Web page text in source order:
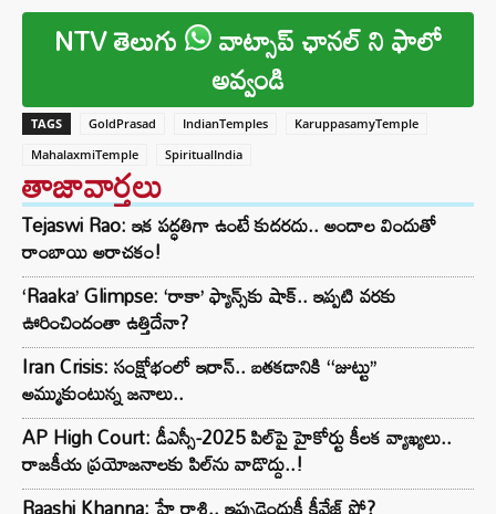
NTV తెలుగు వాట్సాప్ ఛానల్ ని ఫాలో
అవ్వండి
TAGS GoldPrasad IndianTemples
KaruppasamyTemple
MahalaxmiTemple
SpiritualIndia
తాజావార్తలు
Tejaswi Rao: ఇక పద్ధతిగా ఉంటే కుదరదు.. అందాల విందుతో
రాంబాయి అరాచకం!
‘Raaka’ Glimpse: ‘రాకా’ ఫ్యాన్స్‌కు షాక్.. ఇప్పటి వరకు
ఊరించిందంతా ఉత్తిదేనా?
Iran Crisis: సంక్షోభంలో ఇరాన్.. బతకడానికి ‘‘జుట్టు’’
అమ్ముకుంటున్న జనాలు..
AP High Court: డీఎస్సీ-2025 పిల్‌పై హైకోర్టు కీలక వ్యాఖ్యలు..
రాజకీయ ప్రయోజనాలకు పిల్‌ను వాడొద్దు..!